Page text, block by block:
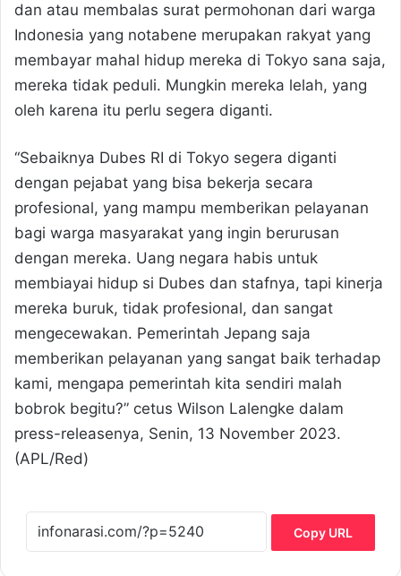
dan atau membalas surat permohonan dari warga
Indonesia yang notabene merupakan rakyat yang
membayar mahal hidup mereka di Tokyo sana saja,
mereka tidak peduli. Mungkin mereka lelah, yang
oleh karena itu perlu segera diganti.
“Sebaiknya Dubes RI di Tokyo segera diganti
dengan pejabat yang bisa bekerja secara
profesional, yang mampu memberikan pelayanan
bagi warga masyarakat yang ingin berurusan
dengan mereka. Uang negara habis untuk
membiayai hidup si Dubes dan stafnya, tapi kinerja
mereka buruk, tidak profesional, dan sangat
mengecewakan. Pemerintah Jepang saja
memberikan pelayanan yang sangat baik terhadap
kami, mengapa pemerintah kita sendiri malah
bobrok begitu?” cetus Wilson Lalengke dalam
press-releasenya, Senin, 13 November 2023.
(APL/Red)
Copy URL